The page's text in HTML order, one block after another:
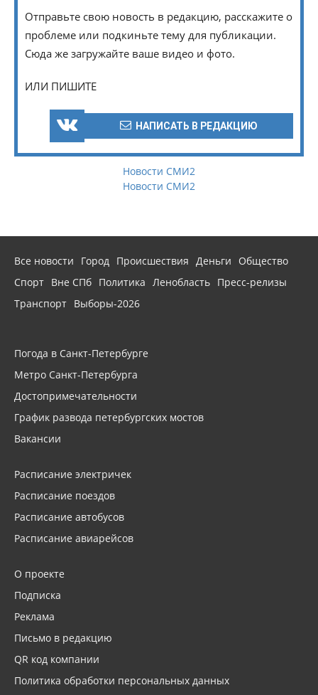
Отправьте свою новость в редакцию, расскажите о
проблеме или подкиньте тему для публикации.
Сюда же загружайте ваше видео и фото.
ИЛИ ПИШИТЕ
НАПИСАТЬ В РЕДАКЦИЮ
Новости СМИ2
Новости СМИ2
Все новости Город Происшествия Деньги
Общество
Спорт Вне СПб Политика Ленобласть Пресс-релизы
Транспорт Выборы-2026
Погода в Санкт-Петербурге
Метро Санкт-Петербурга
Достопримечательности
График развода петербургских мостов
Вакансии
Расписание электричек
Расписание поездов
Расписание автобусов
Расписание авиарейсов
О проекте
Подписка
Реклама
Письмо в редакцию
QR код компании
Политика обработки персональных данных